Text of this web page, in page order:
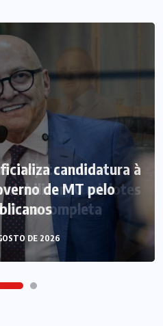
candidatura à
de MT pelo
DE 2026